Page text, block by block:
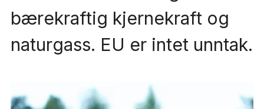
bærekraftig kjernekraft og
naturgass. EU er intet unntak.